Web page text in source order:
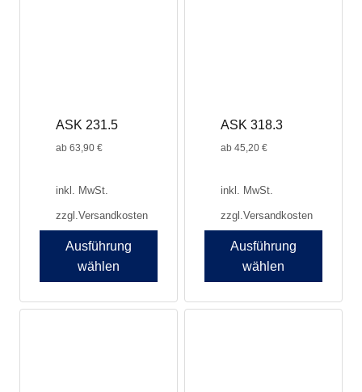
gewählt
werden
ASK 231.5
ab 63,90 €
inkl. MwSt.
zzgl.Versandkosten
Ausführung
wählen
ASK 318.3
ab 45,20 €
inkl. MwSt.
zzgl.Versandkosten
Ausführung
wählen